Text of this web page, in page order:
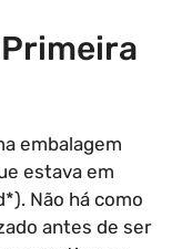
embalagem
estava em
Não há como
antes de ser